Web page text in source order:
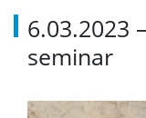
6.03.2023
seminar